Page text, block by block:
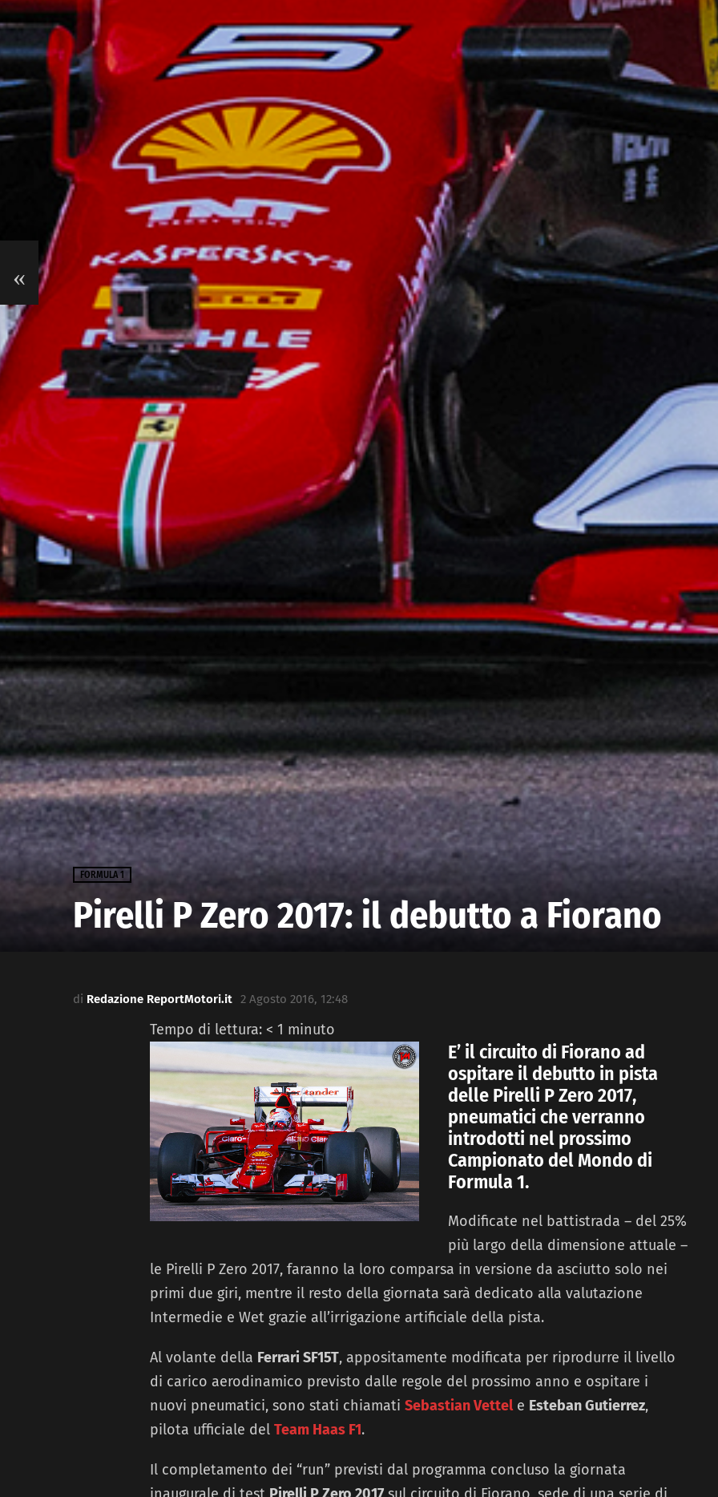
FORMULA 1
Pirelli P Zero 2017: il debutto a Fiorano
di Redazione ReportMotori.it 2 Agosto 2016, 12:48
Tempo di lettura: < 1 minuto
E’ il circuito di Fiorano ad
ospitare il debutto in pista
delle Pirelli P Zero 2017,
pneumatici che verranno
introdotti nel prossimo
Campionato del Mondo di
Formula 1.
Modificate nel battistrada – del 25%
più largo della dimensione attuale –
le Pirelli P Zero 2017, faranno la loro comparsa in versione da asciutto solo nei
primi due giri, mentre il resto della giornata sarà dedicato alla valutazione
Intermedie e Wet grazie all’irrigazione artificiale della pista.
Al volante della Ferrari SF15­T, appositamente modificata per riprodurre il livello
di carico aerodinamico previsto dalle regole del prossimo anno e ospitare i
nuovi pneumatici, sono stati chiamati Sebastian Vettele Esteban Gutierrez,
pilota ufficiale del Team Haas F1.
Il completamento dei “run” previsti dal programma concluso la giornata